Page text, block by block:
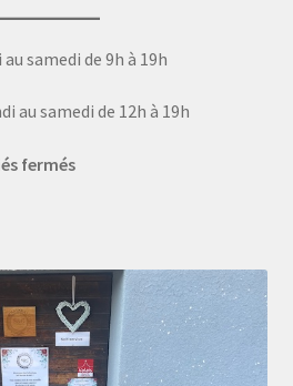
samedi de 9h à 19h
au samedi de 12h à 19h
fermés